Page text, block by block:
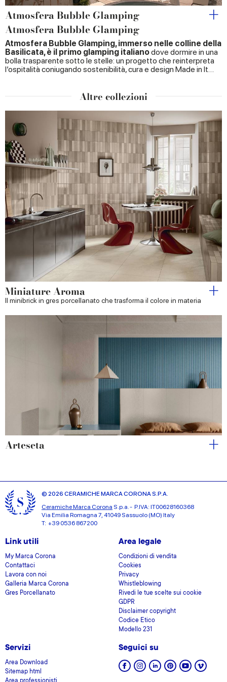
Atmosfera Bubble Glamping
Atmosfera Bubble Glamping
Atmosfera Bubble Glamping, immerso nelle colline della
Basilicata, è il primo glamping italianodove dormire in una
bolla trasparente sotto le stelle: un progetto che reinterpreta
l’ospitalità coniugando sostenibilità, cura e design Made in It…
Altre collezioni
Miniature Aroma
Il minibrick in gres porcellanato che trasforma il colore in materia
Arteseta
© 2026 CERAMICHE MARCA CORONA S.P.A.
Ceramiche Marca Corona S.p.a. - P.IVA: IT00628160368
Via Emilia Romagna 7, 41049 Sassuolo (MO) Italy
T: +39 0536 867200
Link utili
My Marca Corona
Contattaci
Lavora con noi
Galleria Marca Corona
Gres Porcellanato
Area legale
Condizioni di vendita
Cookies
Privacy
Whistleblowing
Rivedi le tue scelte sui cookie
GDPR
Disclaimer copyright
Codice Etico
Modello 231
Servizi
Area Download
Sitemap html
Seguici su